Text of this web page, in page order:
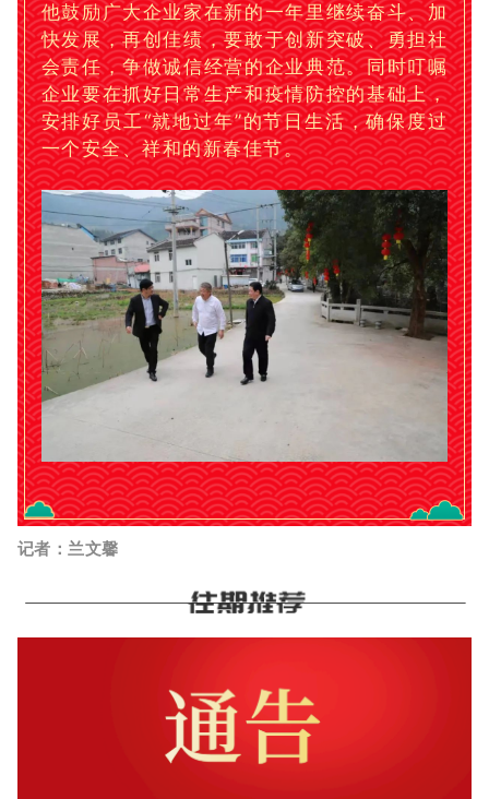
他鼓励广大企业家在新的一年里继续奋斗、加
快发展，再创佳绩，要敢于创新突破、勇担社
会责任，争做诚信经营的企业典范。同时叮嘱
企业要在抓好日常生产和疫情防控的基础上，
安排好员工“就地过年”的节日生活，确保度过
一个安全、祥和的新春佳节。
记者：兰文馨